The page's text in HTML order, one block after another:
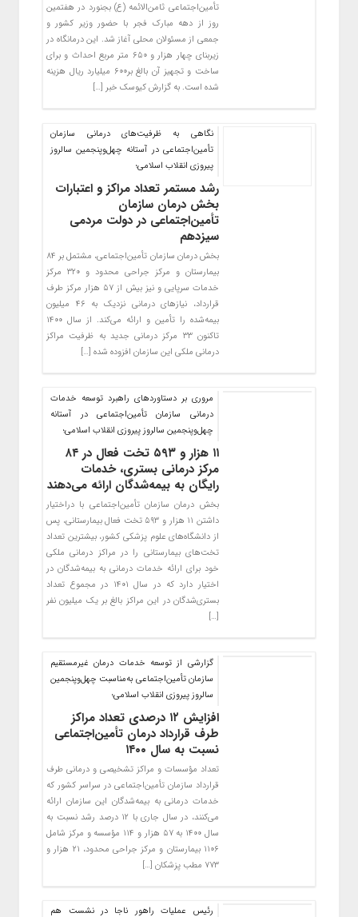
تأمین‌اجتماعی ثامن‌الائمه (ع) بجنورد در هفتمین
روز از دهه مبارک فجر با حضور وزیر کشور و
جمعی از مسئولان محلی آغاز شد. این درمانگاه در
زیربنای چهار هزار و ۶۵۰ متر مربع احداث و برای
ساخت و تجهیز آن بالغ بر۶۰۰ میلیارد ریال هزینه
شده است. به گزارش کیوسک خبر […]
نگاهی به ظرفیت‌های درمانی سازمان
تأمین‌اجتماعی در آستانه چهل‌وپنجمین سالروز
پیروزی انقلاب اسلامی؛
رشد مستمر تعداد مراکز و اعتبارات
بخش درمان سازمان
تأمین‌اجتماعی در دولت مردمی
سیزدهم
بخش درمان سازمان تأمین‌اجتماعی، مشتمل بر ۸۴
بیمارستان و مرکز جراحی محدود و ۳۲۰ مرکز
خدمات سرپایی و نیز بیش از ۵۷ هزار مرکز طرف
قرارداد، نیازهای درمانی نزدیک به ۴۶ میلیون
بیمه‌شده را تأمین و ارائه می‌کند. از سال ۱۴۰۰
تاکنون ۳۳ مرکز درمانی جدید به ظرفیت مراکز
درمانی ملکی این سازمان افزوده شده […]
مروری بر دستاوردهای راهبرد توسعه خدمات
درمانی سازمان تأمین‌اجتماعی در آستانه
چهل‌وپنجمین سالروز پیروزی انقلاب اسلامی؛
۱۱ هزار و ۵۹۳ تخت فعال در ۸۴
مرکز درمانی بستری، خدمات
رایگان به بیمه‌شدگان ارائه می‌دهند
بخش درمان سازمان تأمین‌اجتماعی با دراختیار
داشتن ۱۱ هزار و ۵۹۳ تخت فعال بیمارستانی، پس
از دانشگاه‌های علوم پزشکی کشور، بیشترین تعداد
تخت‌های بیمارستانی را در مراکز درمانی ملکی
خود برای ارائه خدمات درمانی به بیمه‌شدگان در
اختیار دارد که در سال ۱۴۰۱ در مجموع تعداد
بستری‌شدگان در این مراکز بالغ بر یک میلیون نفر
[…]
گزارشی از توسعه خدمات درمان غیرمستقیم
سازمان تأمین‌اجتماعی به‌مناسبت چهل‌وپنجمین
سالروز پیروزی انقلاب اسلامی؛
افزایش ۱۲ درصدی تعداد مراکز
طرف قرارداد درمان تأمین‌اجتماعی
نسبت به سال ۱۴۰۰
تعداد مؤسسات و مراکز تشخیصی و درمانی طرف
قرارداد سازمان تأمین‌اجتماعی در سراسر کشور که
خدمات درمانی به بیمه‌شدگان این سازمان ارائه
می‌کنند، در سال جاری با ۱۲ درصد رشد نسبت به
سال ۱۴۰۰ به ۵۷ هزار و ۱۱۴ مؤسسه و مرکز شامل
۱۱۰۶ بیمارستان و مرکز جراحی محدود، ۲۱ هزار و
۷۷۳ مطب پزشکان […]
رئیس عملیات راهور ناجا در نشست هم